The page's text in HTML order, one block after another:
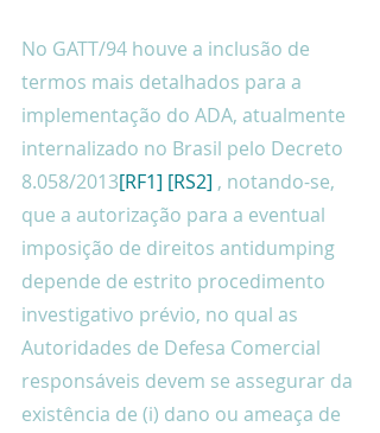
No GATT/94 houve a inclusão de
termos mais detalhados para a
implementação do ADA, atualmente
internalizado no Brasil pelo Decreto
8.058/2013[RF1] [RS2] , notando-se,
que a autorização para a eventual
imposição de direitos antidumping
depende de estrito procedimento
investigativo prévio, no qual as
Autoridades de Defesa Comercial
responsáveis devem se assegurar da
existência de (i) dano ou ameaça de